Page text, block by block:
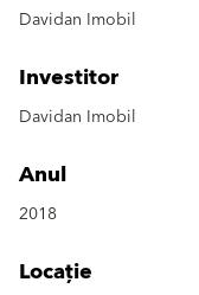
Davidan Imobil
Investitor
Davidan Imobil
Anul
2018
Locație